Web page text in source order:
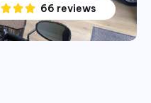
66 reviews